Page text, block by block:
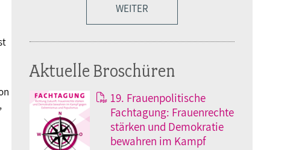
WEITER
Aktuelle Broschüren
19. Frauenpolitische
Fachtagung: Frauenrechte
stärken und Demokratie
bewahren im Kampf